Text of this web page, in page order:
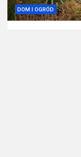
DOM I OGRÓD